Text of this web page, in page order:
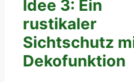
Idee 3: Ein
rustikaler
Sichtschutz
Dekofunktion